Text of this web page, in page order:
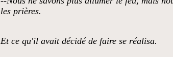
les prières.
Et ce qu'il avait décidé de faire se réalisa.